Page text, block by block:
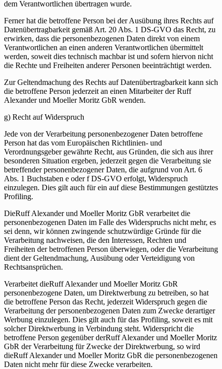
dem Verantwortlichen übertragen wurde.
Ferner hat die betroffene Person bei der Ausübung ihres Rechts auf
Datenübertragbarkeit gemäß Art. 20 Abs. 1 DS-GVO das Recht, zu
erwirken, dass die personenbezogenen Daten direkt von einem
Verantwortlichen an einen anderen Verantwortlichen übermittelt
werden, soweit dies technisch machbar ist und sofern hiervon nicht
die Rechte und Freiheiten anderer Personen beeinträchtigt werden.
Zur Geltendmachung des Rechts auf Datenübertragbarkeit kann sich
die betroffene Person jederzeit an einen Mitarbeiter der Ruff
Alexander und Moeller Moritz GbR wenden.
g) Recht auf Widerspruch
Jede von der Verarbeitung personenbezogener Daten betroffene
Person hat das vom Europäischen Richtlinien- und
Verordnungsgeber gewährte Recht, aus Gründen, die sich aus ihrer
besonderen Situation ergeben, jederzeit gegen die Verarbeitung sie
betreffender personenbezogener Daten, die aufgrund von Art. 6
Abs. 1 Buchstaben e oder f DS-GVO erfolgt, Widerspruch
einzulegen. Dies gilt auch für ein auf diese Bestimmungen gestütztes
Profiling.
DieRuff Alexander und Moeller Moritz GbR verarbeitet die
personenbezogenen Daten im Falle des Widerspruchs nicht mehr, es
sei denn, wir können zwingende schutzwürdige Gründe für die
Verarbeitung nachweisen, die den Interessen, Rechten und
Freiheiten der betroffenen Person überwiegen, oder die Verarbeitung
dient der Geltendmachung, Ausübung oder Verteidigung von
Rechtsansprüchen.
Verarbeitet dieRuff Alexander und Moeller Moritz GbR
personenbezogene Daten, um Direktwerbung zu betreiben, so hat
die betroffene Person das Recht, jederzeit Widerspruch gegen die
Verarbeitung der personenbezogenen Daten zum Zwecke derartiger
Werbung einzulegen. Dies gilt auch für das Profiling, soweit es mit
solcher Direktwerbung in Verbindung steht. Widerspricht die
betroffene Person gegenüber derRuff Alexander und Moeller Moritz
GbR der Verarbeitung für Zwecke der Direktwerbung, so wird
dieRuff Alexander und Moeller Moritz GbR die personenbezogenen
Daten nicht mehr für diese Zwecke verarbeiten.